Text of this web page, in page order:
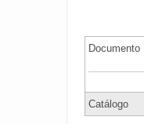
Documento
Catálogo